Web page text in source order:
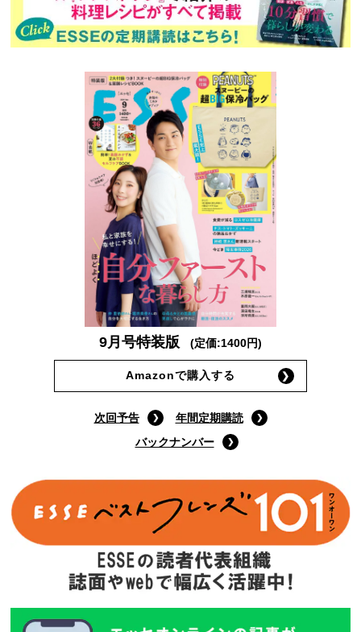
9月号特装版 (定価:1400円)
Amazonで購入する
次回予告
年間定期購読
バックナンバー